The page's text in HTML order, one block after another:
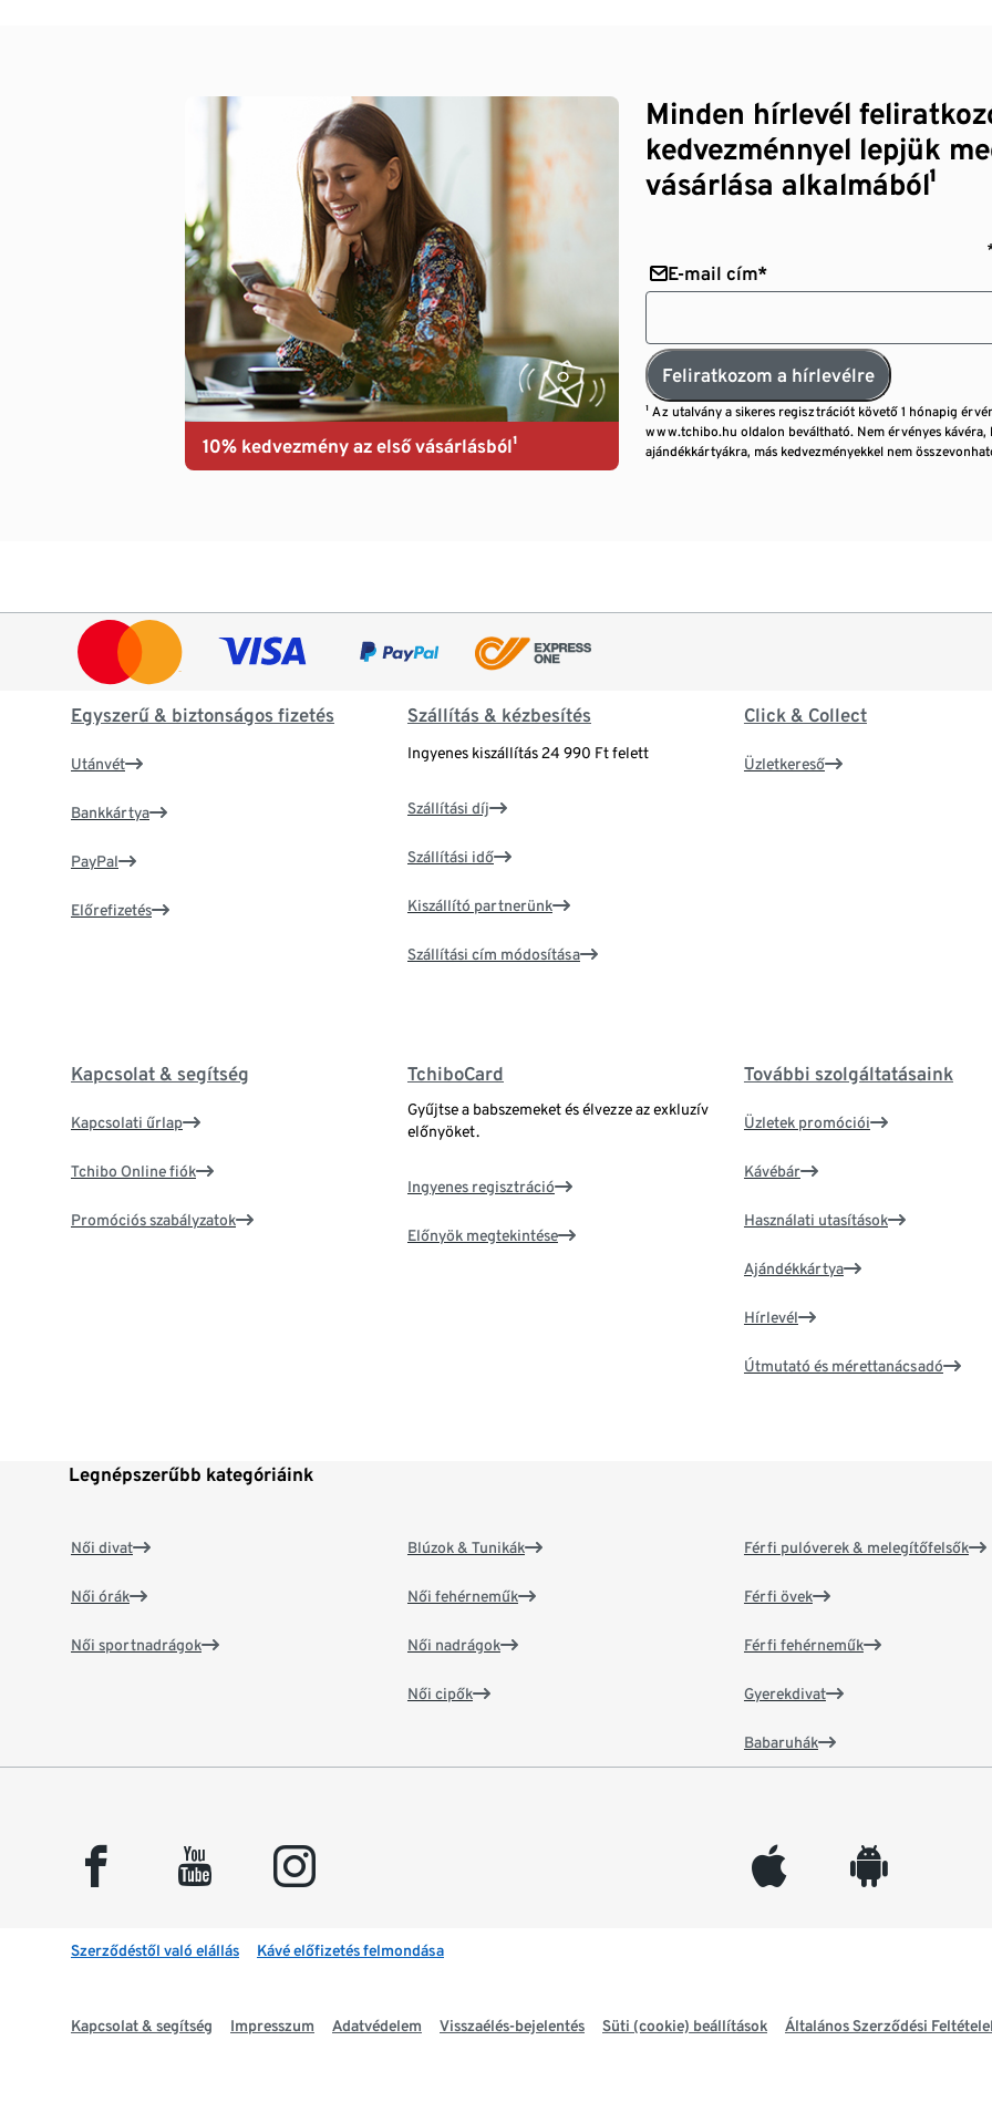
10% kedvezmény az első vásárlásból¹
Minden hírlevél
kedvezménnyel lepjük
vásárlása alkalmából¹
E-mail cím*
Feliratkozom a hírlevélre
¹ Az utalvány a sikeres regisztrációt követő 1 hónapig
www.tchibo.hu oldalon beváltható. Nem érvényes kávéra,
ajándékkártyákra, más kedvezményekkel nem
Egyszerű & biztonságos fizetés
Utánvét
Bankkártya
PayPal
Előrefizetés
Szállítás & kézbesítés
Ingyenes kiszállítás 24 990 Ft felett
Szállítási díj
Szállítási idő
Kiszállító partnerünk
Szállítási cím módosítása
Click & Collect
Üzletkereső
Kapcsolat & segítség
Kapcsolati űrlap
Tchibo Online fiók
Promóciós szabályzatok
TchiboCard
Gyűjtse a babszemeket és élvezze az exkluzív
előnyöket.
Ingyenes regisztráció
Előnyök megtekintése
További szolgáltatásaink
Üzletek promóciói
Kávébár
Használati utasítások
Ajándékkártya
Hírlevél
Útmutató és mérettanácsadó
Legnépszerűbb kategóriáink
Női divat
Női órák
Női sportnadrágok
Blúzok & Tunikák
Női fehérneműk
Női nadrágok
Női cipők
Férfi pulóverek & melegítőfelsők
Férfi övek
Férfi fehérneműk
Gyerekdivat
Babaruhák
facebook youtube instagram appleinc android
Szerződéstől való elállás Kávé előfizetés felmondása
Kapcsolat & segítség Impresszum Adatvédelem Visszaélés-bejelentés Süti (cookie) beállítások Általános Szerződési